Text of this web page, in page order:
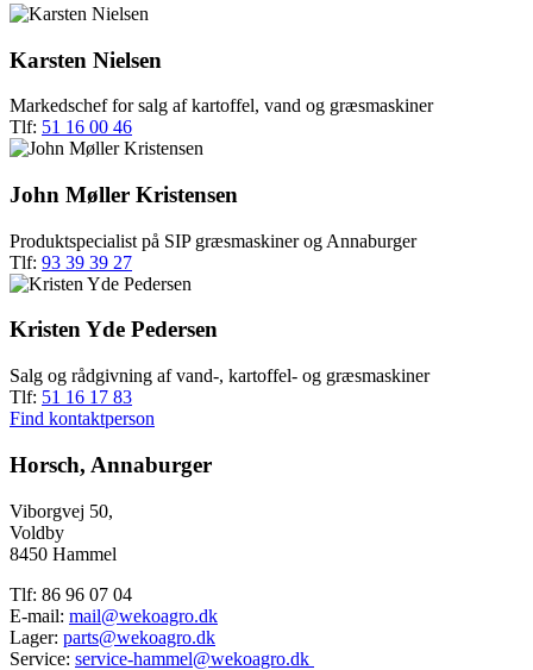
Karsten Nielsen
Markedschef for salg af kartoffel, vand og græsmaskiner
Tlf: 51 16 00 46
John Møller Kristensen
Produktspecialist på SIP græsmaskiner og Annaburger
Tlf: 93 39 39 27
Kristen Yde Pedersen
Salg og rådgivning af vand-, kartoffel- og græsmaskiner
Tlf: 51 16 17 83
Find kontaktperson
Horsch, Annaburger
Viborgvej 50,
Voldby
8450 Hammel
Tlf: 86 96 07 04
E-mail: mail@wekoagro.dk
Lager: parts@wekoagro.dk
Service: service-hammel@wekoagro.dk